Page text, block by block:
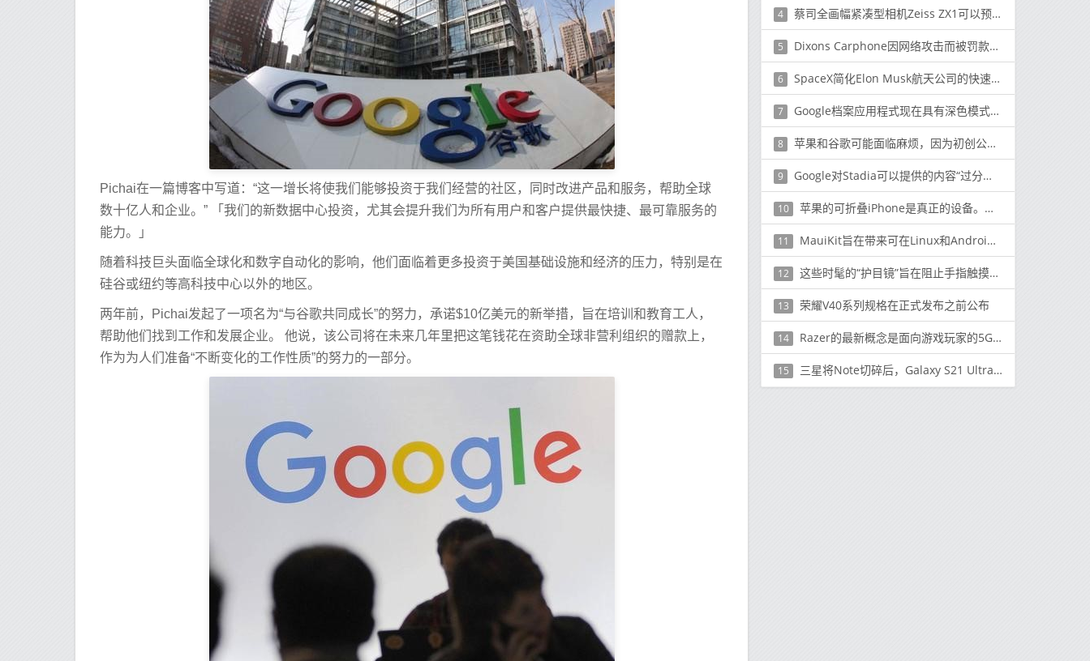
Pichai在一篇博客中写道：“这一增长将使我们能够投资于我们经营的社区，同时改进产品和服务，帮助全球
数十亿人和企业。” 「我们的新数据中心投资，尤其会提升我们为所有用户和客户提供最快捷、最可靠服务的
能力。」
随着科技巨头面临全球化和数字自动化的影响，他们面临着更多投资于美国基础设施和经济的压力，特别是在
硅谷或纽约等高科技中心以外的地区。
两年前，Pichai发起了一项名为“与谷歌共同成长”的努力，承诺$10亿美元的新举措，旨在培训和教育工人，
帮助他们找到工作和发展企业。 他说，该公司将在未来几年里把这笔钱花在资助全球非营利组织的赠款上，
作为为人们准备“不断变化的工作性质”的努力的一部分。
4 蔡司全画幅紧凑型相机Zeiss ZX1可以预定了
5 Dixons Carphone因网络攻击而被罚款50万英镑
6 SpaceX简化Elon Musk航天公司的快速指南
7 Google档案应用程式现在具有深色模式和更好的离线播放控制
8 苹果和谷歌可能面临麻烦，因为初创公司寻求对其应用内购买系统进行调查
9 Google对Stadia可以提供的内容“过分承诺”：两位首席执行官
10 苹果的可折叠iPhone是真正的设备。目前处于原型阶段
11 MauiKit旨在带来可在Linux和Android上运行的应用程序
12 这些时髦的“护目镜”旨在阻止手指触摸您的眼睛
13 荣耀V40系列规格在正式发布之前公布
14 Razer的最新概念是面向游戏玩家的5G路由器 这也是移动热点
15 三星将Note切碎后，Galaxy S21 Ultra S Pen有所提示